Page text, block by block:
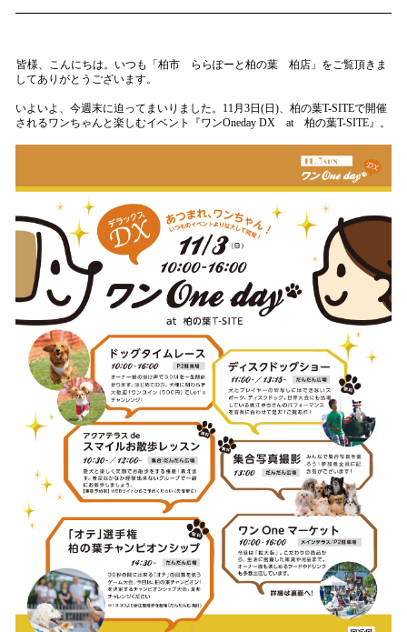
皆様、こんにちは。いつも 「柏市 ららぽーと柏の葉 柏店」 をご覧頂きま
してありがとうございます。
いよいよ、今週末に迫ってまいりました。11月3日(日)、柏の葉T-SITEで開催
されるワンちゃんと楽しむイベント
『ワンOneday DX at 柏の葉T-SITE』。